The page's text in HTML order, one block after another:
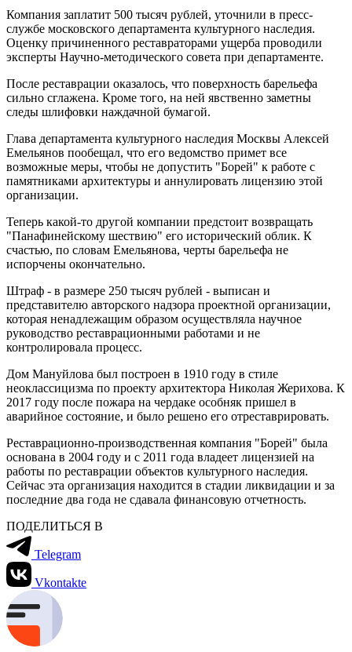
Компания заплатит 500 тысяч рублей, уточнили в пресс-
службе московского департамента культурного наследия.
Оценку причиненного реставраторами ущерба проводили
эксперты Научно-методического совета при департаменте.
После реставрации оказалось, что поверхность барельефа
сильно сглажена. Кроме того, на ней явственно заметны
следы шлифовки наждачной бумагой.
Глава департамента культурного наследия Москвы Алексей
Емельянов пообещал, что его ведомство примет все
возможные меры, чтобы не допустить "Борей" к работе с
памятниками архитектуры и аннулировать лицензию этой
организации.
Теперь какой-то другой компании предстоит возвращать
"Панафинейскому шествию" его исторический облик. К
счастью, по словам Емельянова, черты барельефа не
испорчены окончательно.
Штраф - в размере 250 тысяч рублей - выписан и
представителю авторского надзора проектной организации,
которая ненадлежащим образом осуществляла научное
руководство реставрационными работами и не
контролировала процесс.
Дом Мануйлова был построен в 1910 году в стиле
неоклассицизма по проекту архитектора Николая Жерихова. К
2017 году после пожара на чердаке особняк пришел в
аварийное состояние, и было решено его отреставрировать.
Реставрационно-производственная компания "Борей" была
основана в 2004 году и с 2011 года владеет лицензией на
работы по реставрации объектов культурного наследия.
Сейчас эта организация находится в стадии ликвидации и за
последние два года не сдавала финансовую отчетность.
ПОДЕЛИТЬСЯ В
Telegram
Vkontakte